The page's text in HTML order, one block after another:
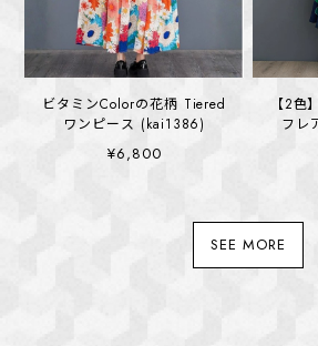
ビタミンColorの花柄 Tiered
ワンピース (kai1386)
¥6,800
【2色
フレ
SEE MORE